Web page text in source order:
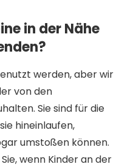
in der Nähe
werden, aber wir
von den
Sie sind für die
hineinlaufen,
umstoßen können.
wenn Kinder an der